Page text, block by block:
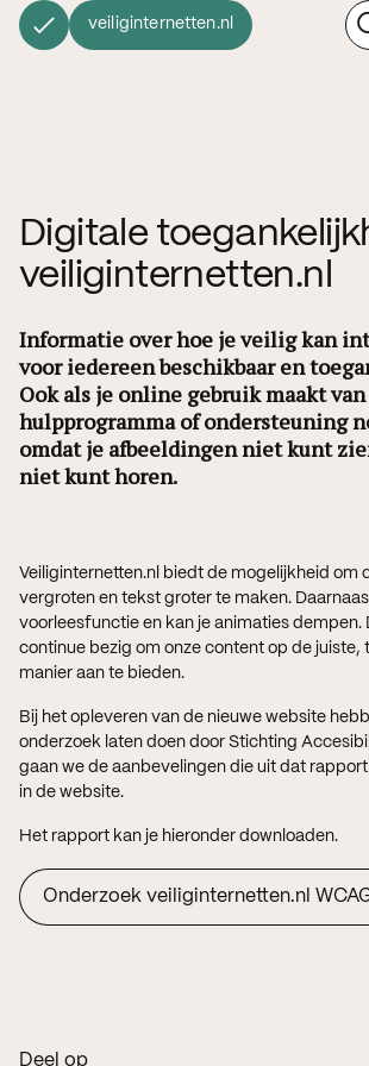
veiliginternetten.nl
Digitale
veiliginternetten.nl
Informatie over hoe je veilig kan
voor iedereen beschikbaar en
Ook als je online gebruik maakt
hulpprogramma of ondersteuning
omdat je afbeeldingen niet kunt
niet kunt horen.
Veiliginternetten.nl biedt de mogelijkheid om
vergroten en tekst groter te maken.
voorleesfunctie en kan je animaties dempen.
continue bezig om onze content op de juiste,
manier aan te bieden.
Bij het opleveren van de nieuwe website
onderzoek laten doen door Stichting
gaan we de aanbevelingen die uit dat
in de website.
Het rapport kan je hieronder downloaden.
Onderzoek veiliginternetten.nl
Deel op